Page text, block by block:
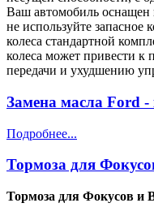
Ваш автомобиль
не используйте запасное
колеса стандартной
колеса может привести к
передачи и ухудшению
Замена масла Ford -
Подробнее...
Тормоза для
Тормоза для Фокусов и